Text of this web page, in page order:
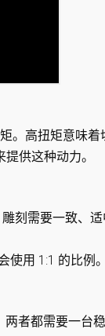
。高扭矩意味着
供这种动力。
刻需要一致、适
用 1:1 的比例。
两者都需要一台